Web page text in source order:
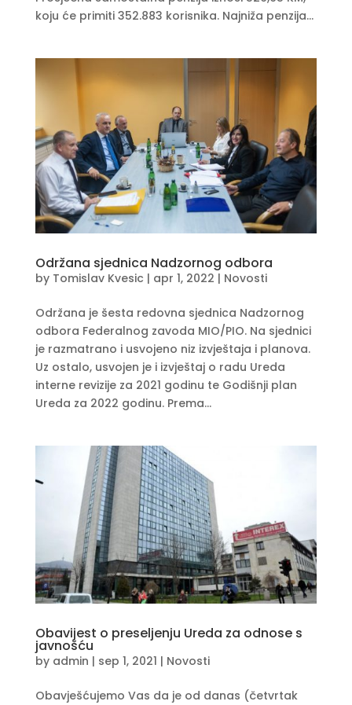
koju će primiti 352.883 korisnika. Najniža penzija...
Održana sjednica Nadzornog odbora
by Tomislav Kvesic | apr 1, 2022 | Novosti
Održana je šesta redovna sjednica Nadzornog
odbora Federalnog zavoda MIO/PIO. Na sjednici
je razmatrano i usvojeno niz izvještaja i planova.
Uz ostalo, usvojen je i izvještaj o radu Ureda
interne revizije za 2021 godinu te Godišnji plan
Ureda za 2022 godinu. Prema...
Obavijest o preseljenju Ureda za odnose s
javnošću
by admin | sep 1, 2021 | Novosti
Obavješćujemo Vas da je od danas (četvrtak